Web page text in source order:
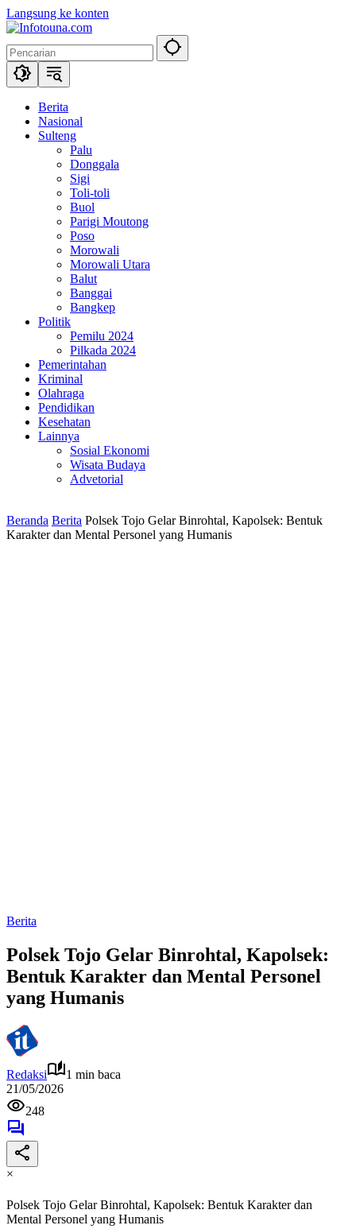
Langsung ke konten
Berita
Nasional
Sulteng
Palu
Donggala
Sigi
Toli-toli
Buol
Parigi Moutong
Poso
Morowali
Morowali Utara
Balut
Banggai
Bangkep
Politik
Pemilu 2024
Pilkada 2024
Pemerintahan
Kriminal
Olahraga
Pendidikan
Kesehatan
Lainnya
Sosial Ekonomi
Wisata Budaya
Advetorial
Beranda Berita Polsek Tojo Gelar Binrohtal, Kapolsek: Bentuk
Karakter dan Mental Personel yang Humanis
Berita
Polsek Tojo Gelar Binrohtal, Kapolsek:
Bentuk Karakter dan Mental Personel
yang Humanis
Redaksi
1 min baca
21/05/2026
248
×
Polsek Tojo Gelar Binrohtal, Kapolsek: Bentuk Karakter dan
Mental Personel yang Humanis